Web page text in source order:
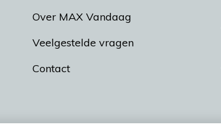
Over MAX Vandaag
Veelgestelde vragen
Contact